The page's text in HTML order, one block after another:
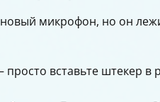
микрофон, но он
просто вставьте штекер в